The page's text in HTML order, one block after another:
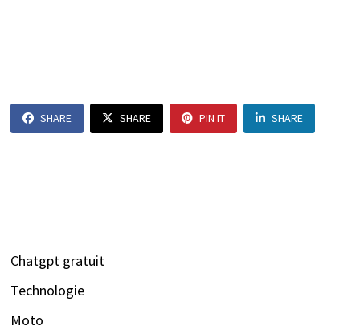
SHARE SHARE PIN IT SHARE
Chatgpt gratuit
Technologie
Moto